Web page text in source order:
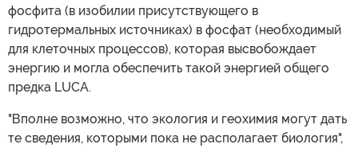
фосфита (в изобилии присутствующего в
гидротермальных источниках) в фосфат (необходимый
для клеточных процессов), которая высвобождает
энергию и могла обеспечить такой энергией общего
предка LUCA.
"Вполне возможно, что экология и геохимия могут дать
те сведения, которыми пока не располагает биология",